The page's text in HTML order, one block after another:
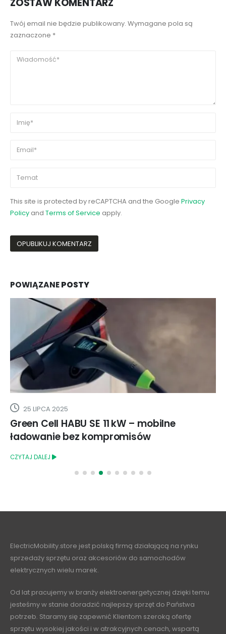
ZOSTAW KOMENTARZ
Twój email nie będzie publikowany. Wymagane pola są
zaznaczone *
This site is protected by reCAPTCHA and the Google Privacy
Policy and Terms of Service apply.
POWIĄZANEPOSTY
– mobilne
Nowa TeraFactory Tesli
ostatecznej lokalizacji
ElectricMobility.store jest polską firmą działającą na rynku
sprzedaży sprzętu oraz akcesoriów do samochodów
elektrycznych wielu marek.
Od lat pracujemy w branży elektroenergetycznej dzięki temu
jesteśmy w stanie doradzić najlepszy sprzęt do Państwa
potrzeb. Staramy się zapewnić Klientom szeroką ofertę
sprzętu wysokiej jakości i w atrakcyjnych cenach, wspartą